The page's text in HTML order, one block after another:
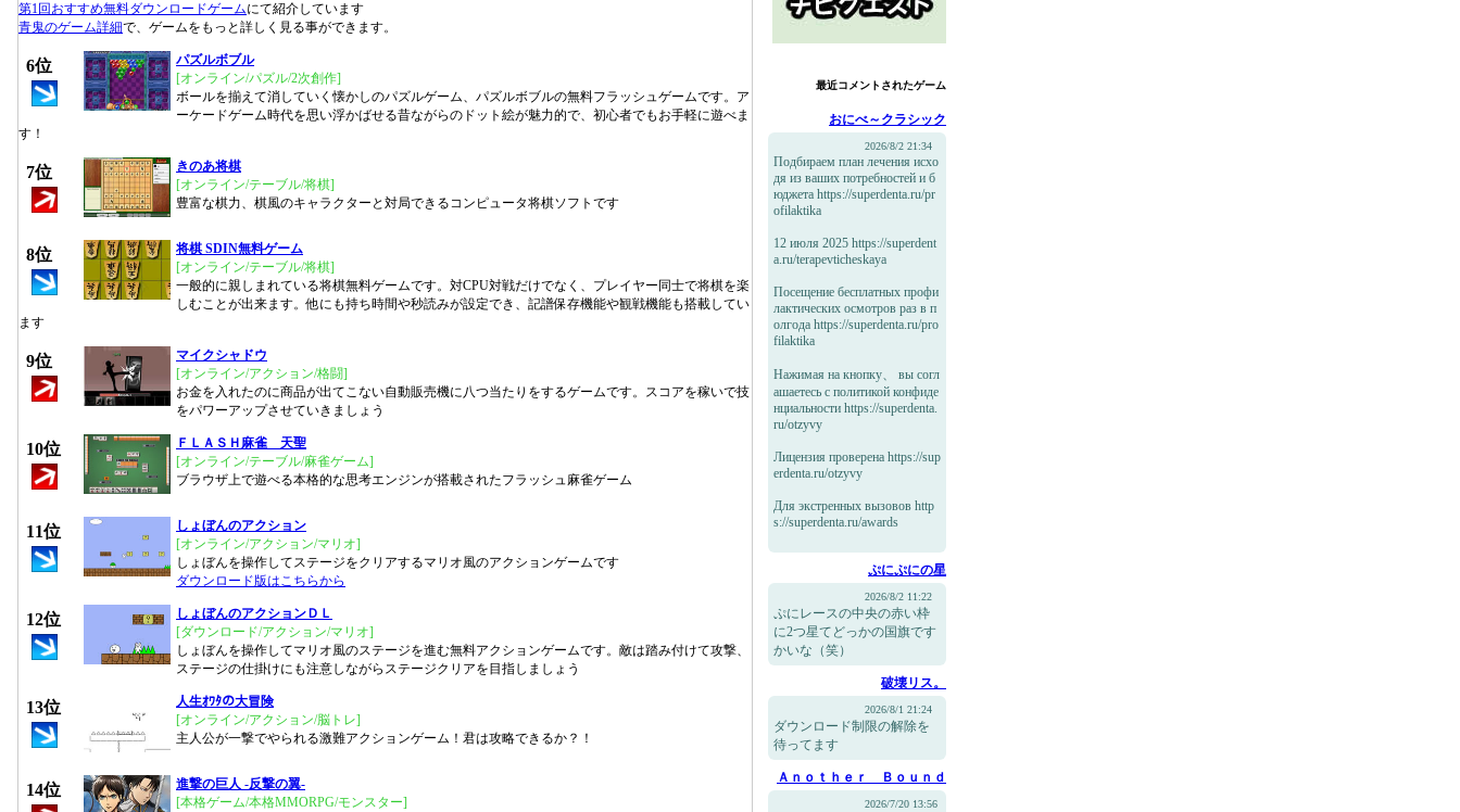
第1回おすすめ無料ダウンロードゲームにて紹介しています
青鬼のゲーム詳細で、ゲームをもっと詳しく見る事ができます。
6位
パズルボブル
[オンライン/パズル/2次創作]
ボールを揃えて消していく懐かしのパズルゲーム、パズルボブルの無料フラッシュゲームです。ア
ーケードゲーム時代を思い浮かばせる昔ながらのドット絵が魅力的で、初心者でもお手軽に遊べま
す！
7位
きのあ将棋
[オンライン/テーブル/将棋]
豊富な棋力、棋風のキャラクターと対局できるコンピュータ将棋ソフトです
8位
将棋 SDIN無料ゲーム
[オンライン/テーブル/将棋]
一般的に親しまれている将棋無料ゲームです。対CPU対戦だけでなく、プレイヤー同士で将棋を楽
しむことが出来ます。他にも持ち時間や秒読みが設定でき、記譜保存機能や観戦機能も搭載してい
ます
9位
マイクシャドウ
[オンライン/アクション/格闘]
お金を入れたのに商品が出てこない自動販売機に八つ当たりをするゲームです。スコアを稼いで技
をパワーアップさせていきましょう
10位
ＦＬＡＳＨ麻雀 天聖
[オンライン/テーブル/麻雀ゲーム]
ブラウザ上で遊べる本格的な思考エンジンが搭載されたフラッシュ麻雀ゲーム
11位
しょぼんのアクション
[オンライン/アクション/マリオ]
しょぼんを操作してステージをクリアするマリオ風のアクションゲームです
ダウンロード版はこちらから
12位
しょぼんのアクションＤＬ
[ダウンロード/アクション/マリオ]
しょぼんを操作してマリオ風のステージを進む無料アクションゲームです。敵は踏み付けて攻撃、
ステージの仕掛けにも注意しながらステージクリアを目指しましょう
13位
人生ｵﾜﾀの大冒険
[オンライン/アクション/脳トレ]
主人公が一撃でやられる激難アクションゲーム！君は攻略できるか？！
14位
進撃の巨人 -反撃の翼-
[本格ゲーム/本格MMORPG/モンスター]
最近コメントされたゲーム
おにべ～クラシック
2026/8/2 21:34
Подбираем план лечения исхо
дя из ваших потребностей и б
юджета https://superdenta.ru/pr
ofilaktika
12 июля 2025 https://superdent
a.ru/terapevticheskaya
Посещение бесплатных профи
лактических осмотров раз в п
олгода https://superdenta.ru/pro
filaktika
Нажимая на кнопку、 вы согл
ашаетесь с политикой конфиде
нциальности https://superdenta.
ru/otzyvy
Лицензия проверена https://sup
erdenta.ru/otzyvy
Для экстренных вызовов http
s://superdenta.ru/awards
ぷにぷにの星
2026/8/2 11:22
ぷにレースの中央の赤い枠
に2つ星てどっかの国旗です
かいな（笑）
破壊リス。
2026/8/1 21:24
ダウンロード制限の解除を
待ってます
Ａｎｏｔｈｅｒ Ｂｏｕｎｄ
2026/7/20 13:56